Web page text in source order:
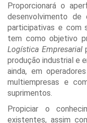
Proporcionará o
desenvolvimento
participativas e com
tem como objetivo
Logística Empresarial
produção industrial e
ainda, em
multiempresas e
suprimentos.
Propiciar o
existentes, assim